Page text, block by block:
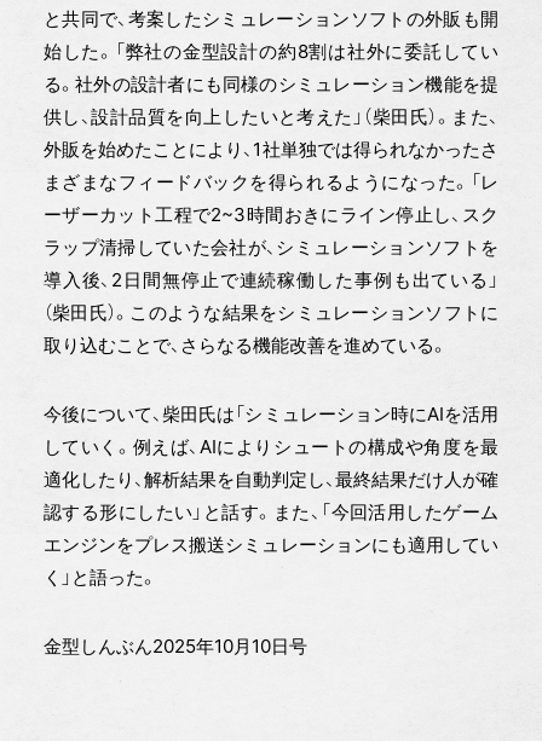
と共同で、考案したシミュレーションソフトの外販も開
始した。「弊社の金型設計の約8割は社外に委託してい
る。社外の設計者にも同様のシミュレーション機能を提
供し、設計品質を向上したいと考えた」（柴田氏）。また、
外販を始めたことにより、1社単独では得られなかったさ
まざまなフィードバックを得られるようになった。「レ
ーザーカット工程で2~3時間おきにライン停止し、スク
ラップ清掃していた会社が、シミュレーションソフトを
導入後、2日間無停止で連続稼働した事例も出ている」
（柴田氏）。このような結果をシミュレーションソフトに
取り込むことで、さらなる機能改善を進めている。
今後について、柴田氏は「シミュレーション時にAIを活用
していく。例えば、AIによりシュートの構成や角度を最
適化したり、解析結果を自動判定し、最終結果だけ人が確
認する形にしたい」と話す。また、「今回活用したゲーム
エンジンをプレス搬送シミュレーションにも適用してい
く」と語った。
金型しんぶん2025年10月10日号